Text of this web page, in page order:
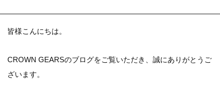
皆様こんにちは。
CROWN GEARSのブログをご覧いただき、誠にありがとうご
ざいます。